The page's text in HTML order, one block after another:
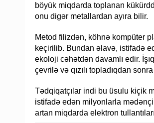
böyük miqdarda toplanan
onu digər metallardan ayıra bilir.
Metod filizdən, köhnə kompüter
keçirilib. Bundan əlavə, istifadə
ekoloji cəhətdən davamlı edir.
çevrilə və qızılı topladıqdan
Tədqiqatçılar indi bu üsulu kiçik
istifadə edən milyonlarla
artan miqdarda elektron